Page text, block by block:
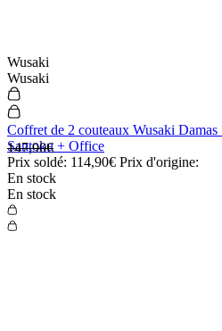
Wusaki
Wusaki
Coffret de 2 couteaux Wusaki
Santoku + Office
Prix soldé: 114,90€ Prix d'origine:
147,90€
En stock
En stock